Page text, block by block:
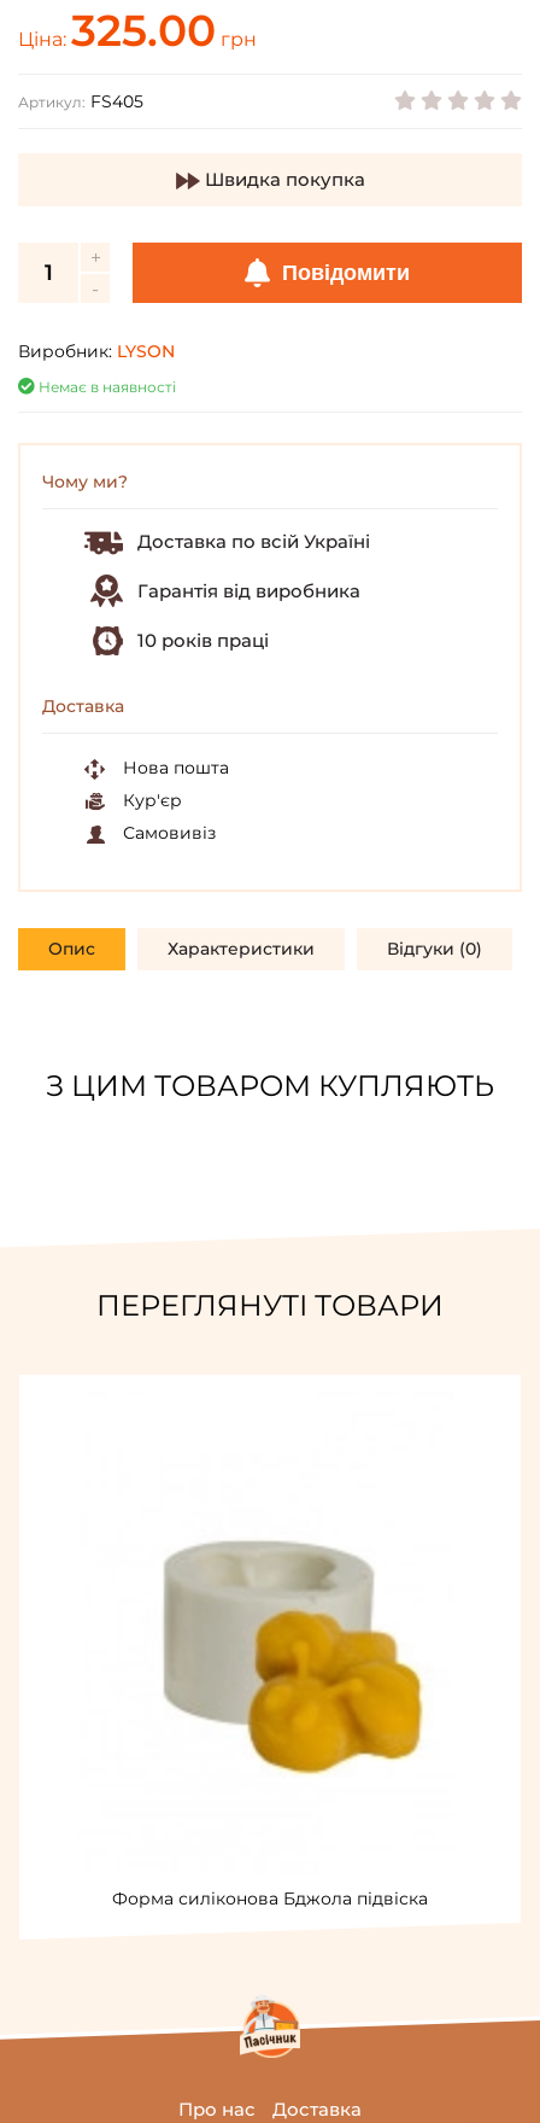
Ціна: 325.00 грн
Артикул: FS405
Швидка покупка
Повідомити
Виробник: LYSON
Немає в наявності
Чому ми?
Доставка по всій Україні
Гарантія від виробника
10 років праці
Доставка
Нова пошта
Кур'єр
Самовивіз
Опис Характеристики Відгуки (0)
З ЦИМ ТОВАРОМ КУПЛЯЮТЬ
ПЕРЕГЛЯНУТІ ТОВАРИ
Форма силіконова Бджола підвіска
Про нас Доставка